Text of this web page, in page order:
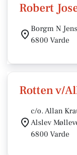
Robert
Borgm N
6800 Varde
Rotten v/
c/o. Allan
Alslev
6800 Varde